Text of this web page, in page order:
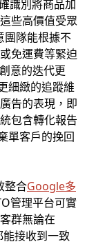
識別將商品加
些高價值受眾
團隊能根據不
免運費等緊迫
意的迭代更
細緻的追蹤維
告的表現，即
包含轉化報告
單客戶的挽回
整合Google多
管理平台可實
群無論在
能接收到一致